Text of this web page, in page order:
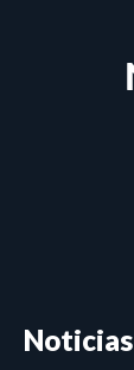
Noticias